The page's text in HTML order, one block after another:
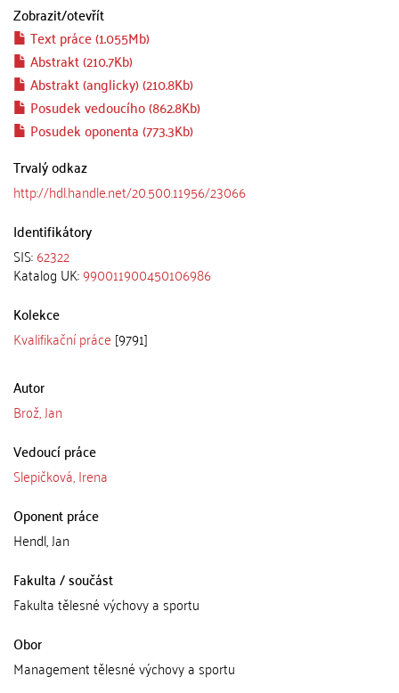
Zobrazit/otevřít
Text práce (1.055Mb)
Abstrakt (210.7Kb)
Abstrakt (anglicky) (210.8Kb)
Posudek vedoucího (862.8Kb)
Posudek oponenta (773.3Kb)
Trvalý odkaz
http://hdl.handle.net/20.500.11956/23066
Identifikátory
SIS:62322
Katalog UK:990011900450106986
Kolekce
Kvalifikační práce [9791]
Autor
Brož, Jan
Vedoucí práce
Slepičková, Irena
Oponent práce
Hendl, Jan
Fakulta / součást
Fakulta tělesné výchovy a sportu
Obor
Management tělesné výchovy a sportu